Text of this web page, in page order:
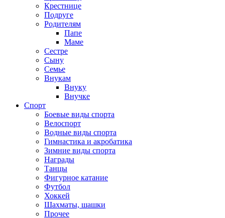
Крестнице
Подруге
Родителям
Папе
Маме
Сестре
Сыну
Семье
Внукам
Внуку
Внучке
Спорт
Боевые виды спорта
Велоспорт
Водные виды спорта
Гимнастика и акробатика
Зимние виды спорта
Награды
Танцы
Фигурное катание
Футбол
Хоккей
Шахматы, шашки
Прочее